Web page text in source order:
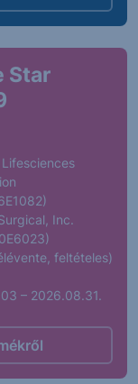
Star
Inc.
feltételes)
– 2026.08.31.